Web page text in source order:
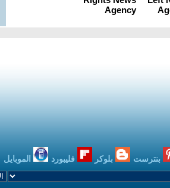
بنترست بلوكر فليبورد الموبايل